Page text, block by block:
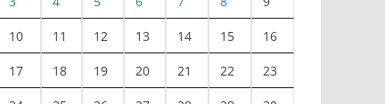
10 11 12 13 14 15 16
17 18 19 20 21 22 23